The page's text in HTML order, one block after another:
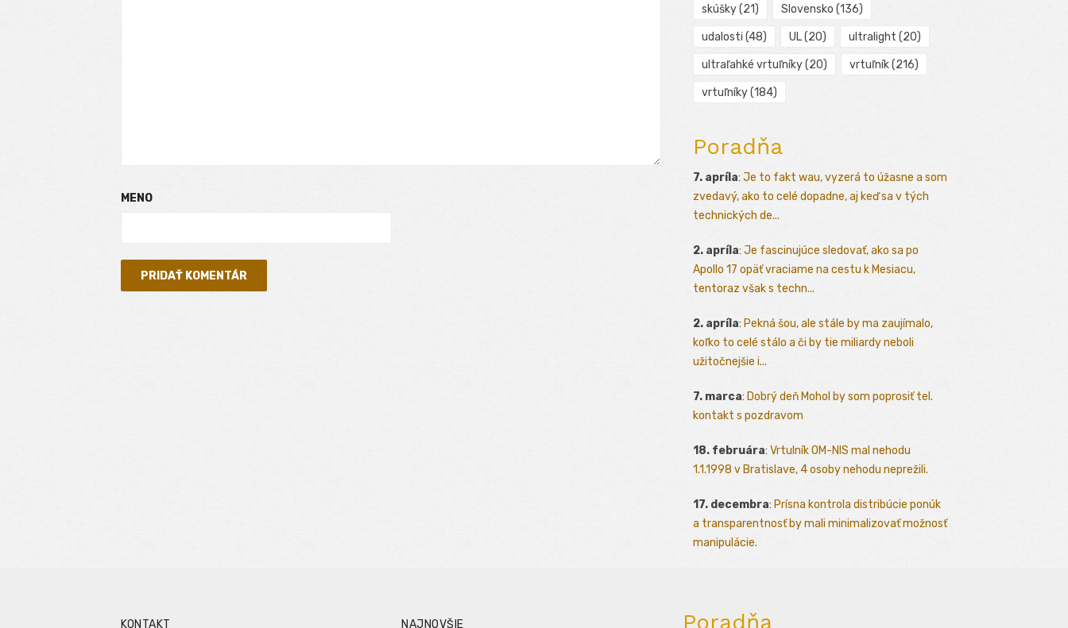
MENO
skúšky(21) Slovensko (136)
udalosti (48) UL(20) ultralight (20)
ultraľahké vrtuľníky(20) vrtuľník(216)
vrtuľníky(184)
Poradňa
7. apríla: Je to fakt wau, vyzerá to úžasne a som
zvedavý, ako to celé dopadne, aj keď sa v tých
technických de...
2. apríla: Je fascinujúce sledovať, ako sa po
Apollo 17 opäť vraciame na cestu k Mesiacu,
tentoraz však s techn...
2. apríla: Pekná šou, ale stále by ma zaujímalo,
koľko to celé stálo a či by tie miliardy neboli
užitočnejšie i...
7. marca: Dobrý deň Mohol by som poprosiť tel.
kontakt s pozdravom
18. februára: Vrtulník OM-NIS mal nehodu
1.1.1998 v Bratislave, 4 osoby nehodu neprežili.
17. decembra: Prísna kontrola distribúcie ponúk
a transparentnosť by mali minimalizovať možnosť
manipulácie.
KONTAKT NAJNOVŠIE Poradňa